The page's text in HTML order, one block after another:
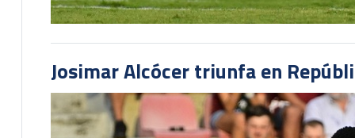
Josimar Alcócer triunfa en